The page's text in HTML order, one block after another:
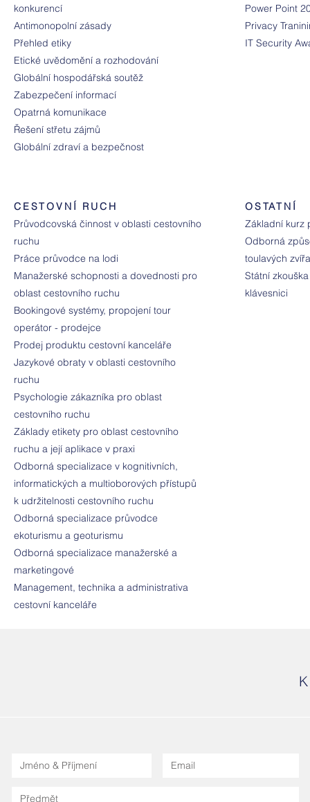
konkurencí
Antimonopolní zásady
Přehled etiky
Etické uvědomění a rozhodování
Globální hospodářská soutěž
Zabezpečení informací
Opatrná komunikace
Řešení střetu zájmů
Globální zdraví a bezpečnost
Power Point
Privacy
IT Security
CESTOVNÍ RUCH
Průvodcovská činnost v oblasti cestovního
ruchu
Práce průvodce na lodi
Manažerské schopnosti a dovednosti pro
oblast cestovního ruchu
Bookingové systémy, propojení tour
operátor - prodejce
Prodej produktu cestovní kanceláře
Jazykové obraty v oblasti cestovního
ruchu
Psychologie zákazníka pro oblast
cestovního ruchu
Základy etikety pro oblast cestovního
ruchu a její aplikace v praxi
Odborná specializace v kognitivních,
informatických a multioborových přístupů
k udržitelnosti cestovního ruchu
Odborná specializace průvodce
ekoturismu a geoturismu
Odborná specializace manažerské a
marketingové
Management, technika a administrativa
cestovní kanceláře
OSTATNÍ
Základní kurz
Odborná
toulavých
Státní
klávesnici